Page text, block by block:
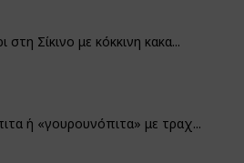
στη Σίκινο με κόκκινη κακα...
ή «γουρουνόπιτα» με τραχ...